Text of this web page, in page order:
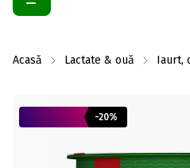
Acasă Lactate & ouă Iaurt,
-20%